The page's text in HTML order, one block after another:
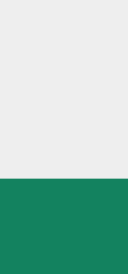
Тело
обнаружено